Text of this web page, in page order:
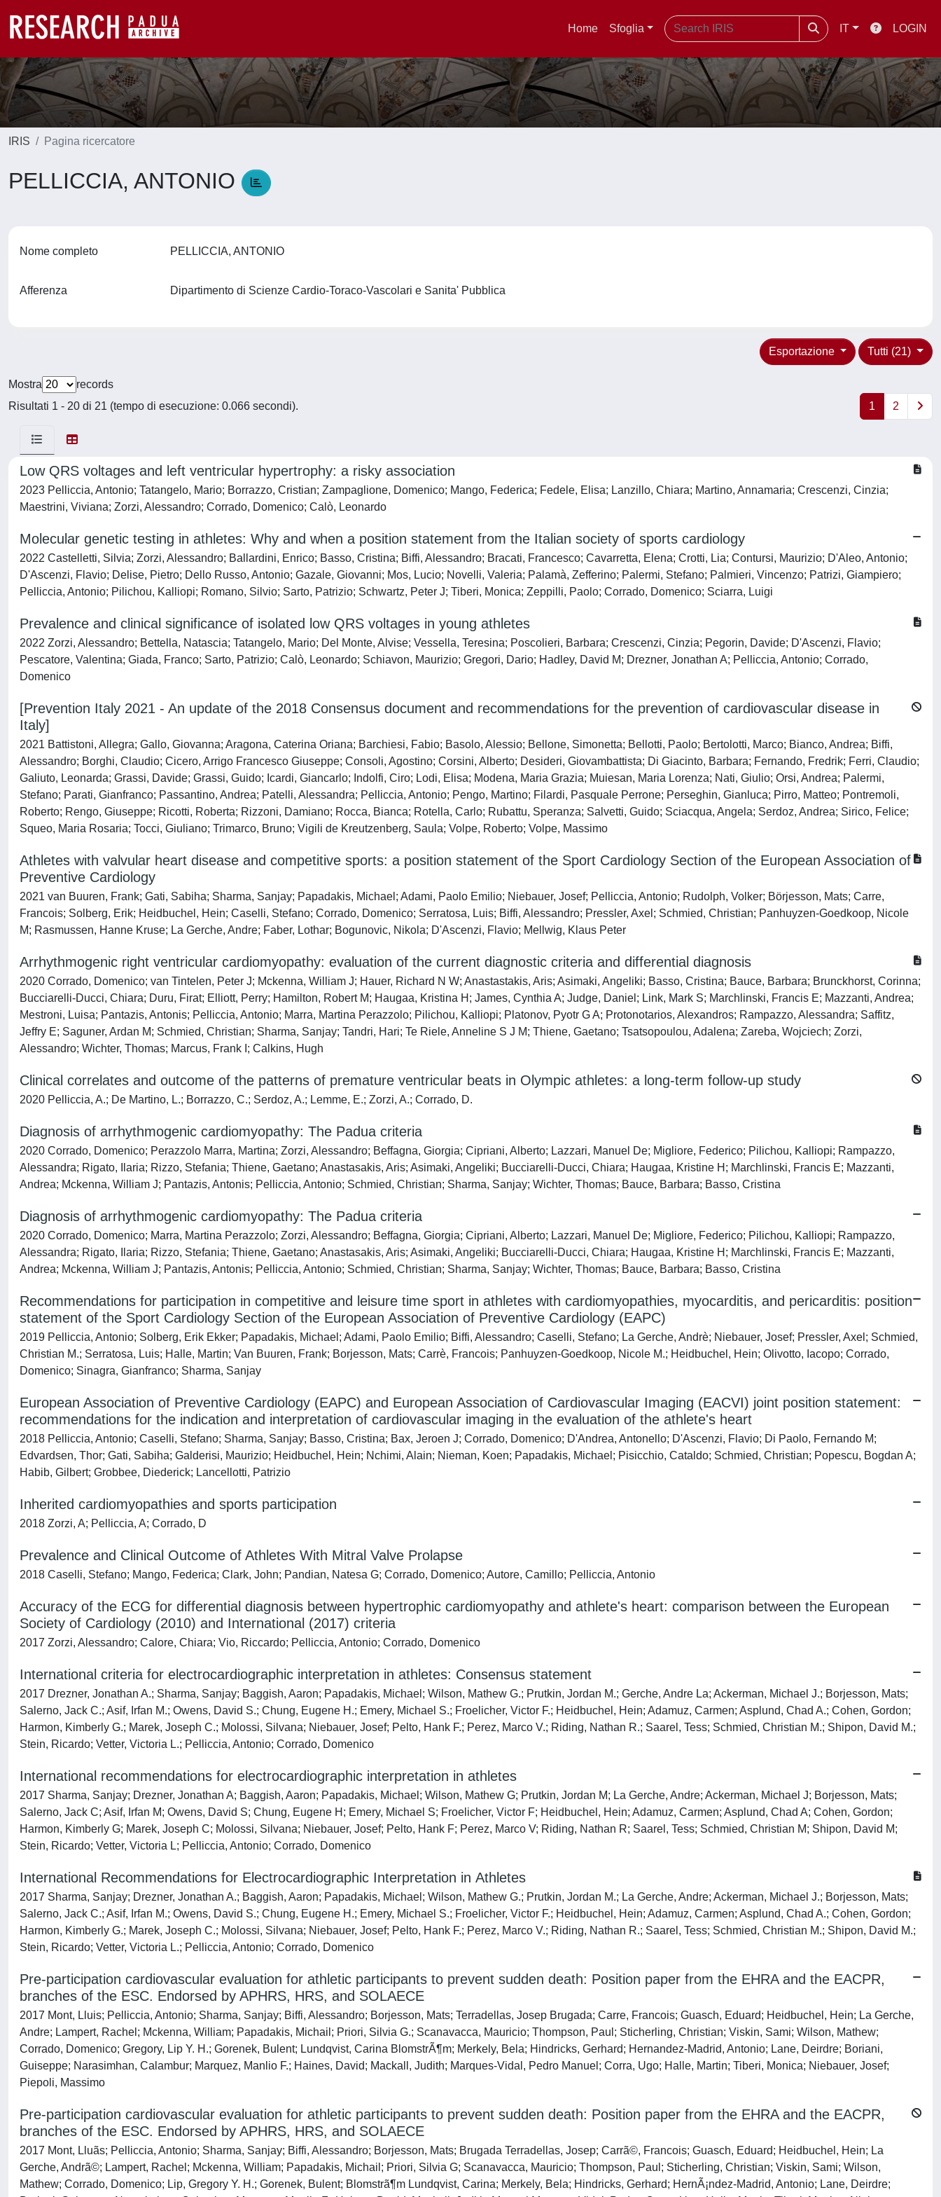
Home Sfoglia IT LOGIN
IRIS Pagina ricercatore
PELLICCIA, ANTONIO
Nome completo PELLICCIA, ANTONIO
Afferenza Dipartimento di Scienze Cardio-Toraco-Vascolari e Sanita' Pubblica
Tutti (21)
Esportazione
Mostra
records
Risultati 1 - 20 di 21 (tempo di esecuzione: 0.066 secondi).
1 2
Low QRS voltages and left ventricular hypertrophy: a risky association
2023 Pelliccia, Antonio; Tatangelo, Mario; Borrazzo, Cristian; Zampaglione, Domenico; Mango, Federica; Fedele, Elisa; Lanzillo, Chiara; Martino, Annamaria; Crescenzi, Cinzia;
Maestrini, Viviana; Zorzi, Alessandro; Corrado, Domenico; Calò, Leonardo
Molecular genetic testing in athletes: Why and when a position statement from the Italian society of sports cardiology
2022 Castelletti, Silvia; Zorzi, Alessandro; Ballardini, Enrico; Basso, Cristina; Biffi, Alessandro; Bracati, Francesco; Cavarretta, Elena; Crotti, Lia; Contursi, Maurizio; D'Aleo, Antonio;
D'Ascenzi, Flavio; Delise, Pietro; Dello Russo, Antonio; Gazale, Giovanni; Mos, Lucio; Novelli, Valeria; Palamà, Zefferino; Palermi, Stefano; Palmieri, Vincenzo; Patrizi, Giampiero;
Pelliccia, Antonio; Pilichou, Kalliopi; Romano, Silvio; Sarto, Patrizio; Schwartz, Peter J; Tiberi, Monica; Zeppilli, Paolo; Corrado, Domenico; Sciarra, Luigi
Prevalence and clinical significance of isolated low QRS voltages in young athletes
2022 Zorzi, Alessandro; Bettella, Natascia; Tatangelo, Mario; Del Monte, Alvise; Vessella, Teresina; Poscolieri, Barbara; Crescenzi, Cinzia; Pegorin, Davide; D'Ascenzi, Flavio;
Pescatore, Valentina; Giada, Franco; Sarto, Patrizio; Calò, Leonardo; Schiavon, Maurizio; Gregori, Dario; Hadley, David M; Drezner, Jonathan A; Pelliccia, Antonio; Corrado,
Domenico
[Prevention Italy 2021 - An update of the 2018 Consensus document and recommendations for the prevention of cardiovascular disease in
Italy]
2021 Battistoni, Allegra; Gallo, Giovanna; Aragona, Caterina Oriana; Barchiesi, Fabio; Basolo, Alessio; Bellone, Simonetta; Bellotti, Paolo; Bertolotti, Marco; Bianco, Andrea; Biffi,
Alessandro; Borghi, Claudio; Cicero, Arrigo Francesco Giuseppe; Consoli, Agostino; Corsini, Alberto; Desideri, Giovambattista; Di Giacinto, Barbara; Fernando, Fredrik; Ferri, Claudio;
Galiuto, Leonarda; Grassi, Davide; Grassi, Guido; Icardi, Giancarlo; Indolfi, Ciro; Lodi, Elisa; Modena, Maria Grazia; Muiesan, Maria Lorenza; Nati, Giulio; Orsi, Andrea; Palermi,
Stefano; Parati, Gianfranco; Passantino, Andrea; Patelli, Alessandra; Pelliccia, Antonio; Pengo, Martino; Filardi, Pasquale Perrone; Perseghin, Gianluca; Pirro, Matteo; Pontremoli,
Roberto; Rengo, Giuseppe; Ricotti, Roberta; Rizzoni, Damiano; Rocca, Bianca; Rotella, Carlo; Rubattu, Speranza; Salvetti, Guido; Sciacqua, Angela; Serdoz, Andrea; Sirico, Felice;
Squeo, Maria Rosaria; Tocci, Giuliano; Trimarco, Bruno; Vigili de Kreutzenberg, Saula; Volpe, Roberto; Volpe, Massimo
Athletes with valvular heart disease and competitive sports: a position statement of the Sport Cardiology Section of the European Association of
Preventive Cardiology
2021 van Buuren, Frank; Gati, Sabiha; Sharma, Sanjay; Papadakis, Michael; Adami, Paolo Emilio; Niebauer, Josef; Pelliccia, Antonio; Rudolph, Volker; Börjesson, Mats; Carre,
Francois; Solberg, Erik; Heidbuchel, Hein; Caselli, Stefano; Corrado, Domenico; Serratosa, Luis; Biffi, Alessandro; Pressler, Axel; Schmied, Christian; Panhuyzen-Goedkoop, Nicole
M; Rasmussen, Hanne Kruse; La Gerche, Andre; Faber, Lothar; Bogunovic, Nikola; D'Ascenzi, Flavio; Mellwig, Klaus Peter
Arrhythmogenic right ventricular cardiomyopathy: evaluation of the current diagnostic criteria and differential diagnosis
2020 Corrado, Domenico; van Tintelen, Peter J; Mckenna, William J; Hauer, Richard N W; Anastastakis, Aris; Asimaki, Angeliki; Basso, Cristina; Bauce, Barbara; Brunckhorst, Corinna;
Bucciarelli-Ducci, Chiara; Duru, Firat; Elliott, Perry; Hamilton, Robert M; Haugaa, Kristina H; James, Cynthia A; Judge, Daniel; Link, Mark S; Marchlinski, Francis E; Mazzanti, Andrea;
Mestroni, Luisa; Pantazis, Antonis; Pelliccia, Antonio; Marra, Martina Perazzolo; Pilichou, Kalliopi; Platonov, Pyotr G A; Protonotarios, Alexandros; Rampazzo, Alessandra; Saffitz,
Jeffry E; Saguner, Ardan M; Schmied, Christian; Sharma, Sanjay; Tandri, Hari; Te Riele, Anneline S J M; Thiene, Gaetano; Tsatsopoulou, Adalena; Zareba, Wojciech; Zorzi,
Alessandro; Wichter, Thomas; Marcus, Frank I; Calkins, Hugh
Clinical correlates and outcome of the patterns of premature ventricular beats in Olympic athletes: a long-term follow-up study
2020 Pelliccia, A.; De Martino, L.; Borrazzo, C.; Serdoz, A.; Lemme, E.; Zorzi, A.; Corrado, D.
Diagnosis of arrhythmogenic cardiomyopathy: The Padua criteria
2020 Corrado, Domenico; Perazzolo Marra, Martina; Zorzi, Alessandro; Beffagna, Giorgia; Cipriani, Alberto; Lazzari, Manuel De; Migliore, Federico; Pilichou, Kalliopi; Rampazzo,
Alessandra; Rigato, Ilaria; Rizzo, Stefania; Thiene, Gaetano; Anastasakis, Aris; Asimaki, Angeliki; Bucciarelli-Ducci, Chiara; Haugaa, Kristine H; Marchlinski, Francis E; Mazzanti,
Andrea; Mckenna, William J; Pantazis, Antonis; Pelliccia, Antonio; Schmied, Christian; Sharma, Sanjay; Wichter, Thomas; Bauce, Barbara; Basso, Cristina
Diagnosis of arrhythmogenic cardiomyopathy: The Padua criteria
2020 Corrado, Domenico; Marra, Martina Perazzolo; Zorzi, Alessandro; Beffagna, Giorgia; Cipriani, Alberto; Lazzari, Manuel De; Migliore, Federico; Pilichou, Kalliopi; Rampazzo,
Alessandra; Rigato, Ilaria; Rizzo, Stefania; Thiene, Gaetano; Anastasakis, Aris; Asimaki, Angeliki; Bucciarelli-Ducci, Chiara; Haugaa, Kristine H; Marchlinski, Francis E; Mazzanti,
Andrea; Mckenna, William J; Pantazis, Antonis; Pelliccia, Antonio; Schmied, Christian; Sharma, Sanjay; Wichter, Thomas; Bauce, Barbara; Basso, Cristina
Recommendations for participation in competitive and leisure time sport in athletes with cardiomyopathies, myocarditis, and pericarditis: position
statement of the Sport Cardiology Section of the European Association of Preventive Cardiology (EAPC)
2019 Pelliccia, Antonio; Solberg, Erik Ekker; Papadakis, Michael; Adami, Paolo Emilio; Biffi, Alessandro; Caselli, Stefano; La Gerche, Andrè; Niebauer, Josef; Pressler, Axel; Schmied,
Christian M.; Serratosa, Luis; Halle, Martin; Van Buuren, Frank; Borjesson, Mats; Carrè, Francois; Panhuyzen-Goedkoop, Nicole M.; Heidbuchel, Hein; Olivotto, Iacopo; Corrado,
Domenico; Sinagra, Gianfranco; Sharma, Sanjay
European Association of Preventive Cardiology (EAPC) and European Association of Cardiovascular Imaging (EACVI) joint position statement:
recommendations for the indication and interpretation of cardiovascular imaging in the evaluation of the athlete's heart
2018 Pelliccia, Antonio; Caselli, Stefano; Sharma, Sanjay; Basso, Cristina; Bax, Jeroen J; Corrado, Domenico; D'Andrea, Antonello; D'Ascenzi, Flavio; Di Paolo, Fernando M;
Edvardsen, Thor; Gati, Sabiha; Galderisi, Maurizio; Heidbuchel, Hein; Nchimi, Alain; Nieman, Koen; Papadakis, Michael; Pisicchio, Cataldo; Schmied, Christian; Popescu, Bogdan A;
Habib, Gilbert; Grobbee, Diederick; Lancellotti, Patrizio
Inherited cardiomyopathies and sports participation
2018 Zorzi, A; Pelliccia, A; Corrado, D
Prevalence and Clinical Outcome of Athletes With Mitral Valve Prolapse
2018 Caselli, Stefano; Mango, Federica; Clark, John; Pandian, Natesa G; Corrado, Domenico; Autore, Camillo; Pelliccia, Antonio
Accuracy of the ECG for differential diagnosis between hypertrophic cardiomyopathy and athlete's heart: comparison between the European
Society of Cardiology (2010) and International (2017) criteria
2017 Zorzi, Alessandro; Calore, Chiara; Vio, Riccardo; Pelliccia, Antonio; Corrado, Domenico
International criteria for electrocardiographic interpretation in athletes: Consensus statement
2017 Drezner, Jonathan A.; Sharma, Sanjay; Baggish, Aaron; Papadakis, Michael; Wilson, Mathew G.; Prutkin, Jordan M.; Gerche, Andre La; Ackerman, Michael J.; Borjesson, Mats;
Salerno, Jack C.; Asif, Irfan M.; Owens, David S.; Chung, Eugene H.; Emery, Michael S.; Froelicher, Victor F.; Heidbuchel, Hein; Adamuz, Carmen; Asplund, Chad A.; Cohen, Gordon;
Harmon, Kimberly G.; Marek, Joseph C.; Molossi, Silvana; Niebauer, Josef; Pelto, Hank F.; Perez, Marco V.; Riding, Nathan R.; Saarel, Tess; Schmied, Christian M.; Shipon, David M.;
Stein, Ricardo; Vetter, Victoria L.; Pelliccia, Antonio; Corrado, Domenico
International recommendations for electrocardiographic interpretation in athletes
2017 Sharma, Sanjay; Drezner, Jonathan A; Baggish, Aaron; Papadakis, Michael; Wilson, Mathew G; Prutkin, Jordan M; La Gerche, Andre; Ackerman, Michael J; Borjesson, Mats;
Salerno, Jack C; Asif, Irfan M; Owens, David S; Chung, Eugene H; Emery, Michael S; Froelicher, Victor F; Heidbuchel, Hein; Adamuz, Carmen; Asplund, Chad A; Cohen, Gordon;
Harmon, Kimberly G; Marek, Joseph C; Molossi, Silvana; Niebauer, Josef; Pelto, Hank F; Perez, Marco V; Riding, Nathan R; Saarel, Tess; Schmied, Christian M; Shipon, David M;
Stein, Ricardo; Vetter, Victoria L; Pelliccia, Antonio; Corrado, Domenico
International Recommendations for Electrocardiographic Interpretation in Athletes
2017 Sharma, Sanjay; Drezner, Jonathan A.; Baggish, Aaron; Papadakis, Michael; Wilson, Mathew G.; Prutkin, Jordan M.; La Gerche, Andre; Ackerman, Michael J.; Borjesson, Mats;
Salerno, Jack C.; Asif, Irfan M.; Owens, David S.; Chung, Eugene H.; Emery, Michael S.; Froelicher, Victor F.; Heidbuchel, Hein; Adamuz, Carmen; Asplund, Chad A.; Cohen, Gordon;
Harmon, Kimberly G.; Marek, Joseph C.; Molossi, Silvana; Niebauer, Josef; Pelto, Hank F.; Perez, Marco V.; Riding, Nathan R.; Saarel, Tess; Schmied, Christian M.; Shipon, David M.;
Stein, Ricardo; Vetter, Victoria L.; Pelliccia, Antonio; Corrado, Domenico
Pre-participation cardiovascular evaluation for athletic participants to prevent sudden death: Position paper from the EHRA and the EACPR,
branches of the ESC. Endorsed by APHRS, HRS, and SOLAECE
2017 Mont, Lluis; Pelliccia, Antonio; Sharma, Sanjay; Biffi, Alessandro; Borjesson, Mats; Terradellas, Josep Brugada; Carre, Francois; Guasch, Eduard; Heidbuchel, Hein; La Gerche,
Andre; Lampert, Rachel; Mckenna, William; Papadakis, Michail; Priori, Silvia G.; Scanavacca, Mauricio; Thompson, Paul; Sticherling, Christian; Viskin, Sami; Wilson, Mathew;
Corrado, Domenico; Gregory, Lip Y. H.; Gorenek, Bulent; Lundqvist, Carina BlomstrÃ¶m; Merkely, Bela; Hindricks, Gerhard; Hernandez-Madrid, Antonio; Lane, Deirdre; Boriani,
Guiseppe; Narasimhan, Calambur; Marquez, Manlio F.; Haines, David; Mackall, Judith; Marques-Vidal, Pedro Manuel; Corra, Ugo; Halle, Martin; Tiberi, Monica; Niebauer, Josef;
Piepoli, Massimo
Pre-participation cardiovascular evaluation for athletic participants to prevent sudden death: Position paper from the EHRA and the EACPR,
branches of the ESC. Endorsed by APHRS, HRS, and SOLAECE
2017 Mont, Lluã­s; Pelliccia, Antonio; Sharma, Sanjay; Biffi, Alessandro; Borjesson, Mats; Brugada Terradellas, Josep; Carrã©, Francois; Guasch, Eduard; Heidbuchel, Hein; La
Gerche, Andrã©; Lampert, Rachel; Mckenna, William; Papadakis, Michail; Priori, Silvia G; Scanavacca, Mauricio; Thompson, Paul; Sticherling, Christian; Viskin, Sami; Wilson,
Mathew; Corrado, Domenico; Lip, Gregory Y. H.; Gorenek, Bulent; Blomstrã¶m Lundqvist, Carina; Merkely, Bela; Hindricks, Gerhard; HernÃ¡ndez-Madrid, Antonio; Lane, Deirdre;